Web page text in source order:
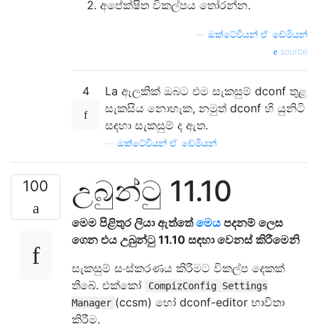
අපේක්ෂිත විකල්පය තෝරන්න.
ඔක්ටේවියන් ඒ. ඩේමියන්
source
4
La ඇලකික් ඔබට එම සැකසුම් dconf තුළ
සැකසිය නොහැක, නමුත් dconf හි යුනිටි
සඳහා සැකසුම් ද ඇත.
ඔක්ටේවියන් ඒ. ඩේමියන්
100 උබුන්ටු 11.10
මෙම පිළිතුර ලියා ඇත්තේමෙය පදනම් ලෙස
ගෙන එය උබුන්ටු 11.10 සඳහා වෙනස් කිරීමෙනි
සැකසුම් සංස්කරණය කිරීමට විකල්ප දෙකක්
තිබේ. එක්කෝ
CompizConfig Settings
Manager (ccsm) හෝ dconf-editor භාවිතා
කිරීම.